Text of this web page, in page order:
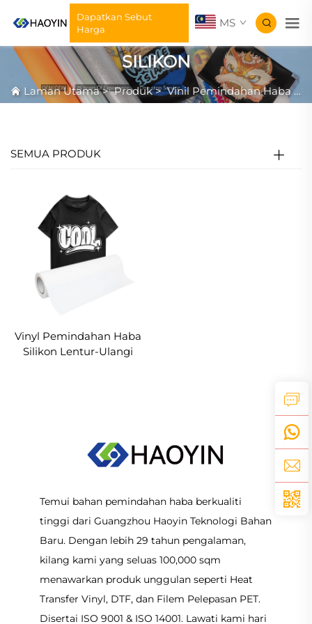
Dapatkan Sebut
Harga
MS
SILIKON
Laman Utama>Produk>Vinil Pemindahan Haba>
SEMUA PRODUK
Vinyl Pemindahan Haba
Silikon Lentur-Ulangi
Temui bahan pemindahan haba berkualiti
tinggi dari Guangzhou Haoyin Teknologi Bahan
Baru. Dengan lebih 29 tahun pengalaman,
kilang kami yang seluas 100,000 sqm
menawarkan produk unggulan seperti Heat
Transfer Vinyl, DTF, dan Filem Pelepasan PET.
Disertai ISO 9001 & ISO 14001. Lawati kami hari